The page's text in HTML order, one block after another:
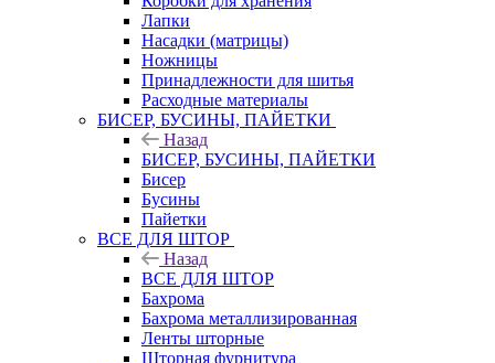
Лапки
Насадки (матрицы)
Ножницы
Принадлежности для шитья
Расходные материалы
БИСЕР, БУСИНЫ, ПАЙЕТКИ
Назад
БИСЕР, БУСИНЫ, ПАЙЕТКИ
Бисер
Бусины
Пайетки
ВСЕ ДЛЯ ШТОР
Назад
ВСЕ ДЛЯ ШТОР
Бахрома
Бахрома металлизированная
Ленты шторные
Шторная фурнитура